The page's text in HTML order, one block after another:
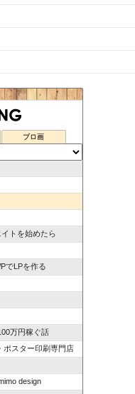
ブロ画
トを始めたら
でLPを作る
万円稼ぐ話
ポスター印刷専門店
design